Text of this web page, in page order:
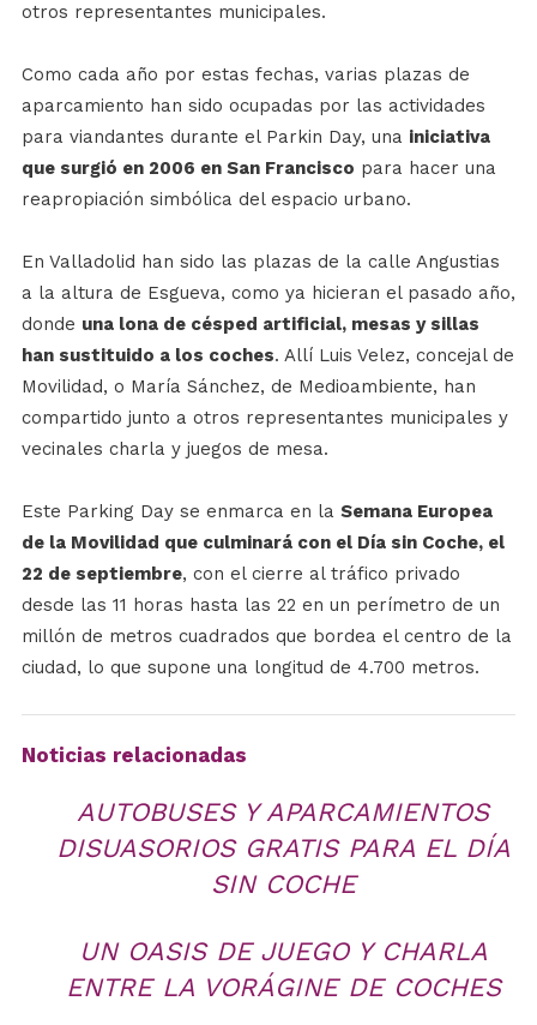
otros representantes municipales.
Como cada año por estas fechas, varias plazas de
aparcamiento han sido ocupadas por las actividades
para viandantes durante el Parkin Day, una iniciativa
que surgió en 2006 en San Francisco para hacer una
reapropiación simbólica del espacio urbano.
En Valladolid han sido las plazas de la calle Angustias
a la altura de Esgueva, como ya hicieran el pasado año,
donde una lona de césped artificial, mesas y sillas
han sustituido a los coches. Allí Luis Velez, concejal de
Movilidad, o María Sánchez, de Medioambiente, han
compartido junto a otros representantes municipales y
vecinales charla y juegos de mesa.
Este Parking Day se enmarca en la Semana Europea
de la Movilidad que culminará con el Día sin Coche, el
22 de septiembre, con el cierre al tráfico privado
desde las 11 horas hasta las 22 en un perímetro de un
millón de metros cuadrados que bordea el centro de la
ciudad, lo que supone una longitud de 4.700 metros.
Noticias relacionadas
AUTOBUSES Y APARCAMIENTOS
DISUASORIOS GRATIS PARA EL DÍA
SIN COCHE
UN OASIS DE JUEGO Y CHARLA
ENTRE LA VORÁGINE DE COCHES